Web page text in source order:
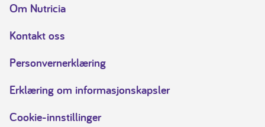
Om Nutricia
Kontakt oss
Personvernerklæring
Erklæring om informasjonskapsler
Cookie-innstillinger